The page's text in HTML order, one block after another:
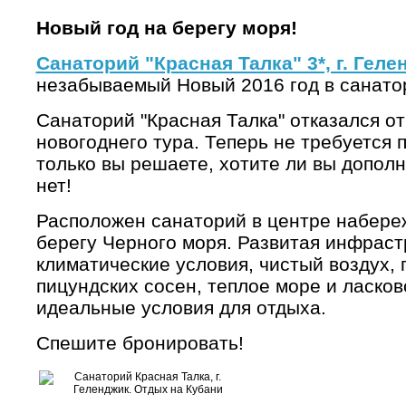
Новый год на берегу моря!
Санаторий "Красная Талка" 3*, г.
незабываемый Новый 2016 год в
Санаторий "Красная Талка" отказался
новогоднего тура. Теперь не требуется
только вы решаете, хотите ли вы
нет!
Расположен санаторий в центре
берегу Черного моря. Развитая
климатические условия, чистый
пицундских сосен, теплое море и
идеальные условия для отдыха.
Спешите бронировать!